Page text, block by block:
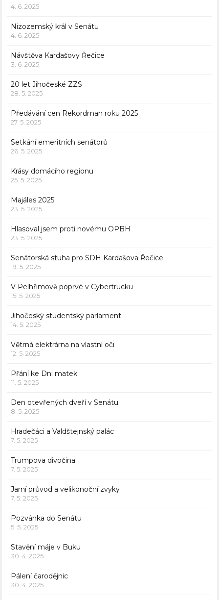
4. 6. 2025
Nizozemský král v Senátu
4. 6. 2025
Návštěva Kardašovy Řečice
3. 6. 2025
20 let Jihočeské ZZS
28. 5. 2025
Předávání cen Rekordman roku 2025
27. 5. 2025
Setkání emeritních senátorů
26. 5. 2025
Krásy domácího regionu
25. 5. 2025
Majáles 2025
23. 5. 2025
Hlasoval jsem proti novému OPBH
23. 5. 2025
Senátorská stuha pro SDH Kardašova Řečice
19. 5. 2025
V Pelhřimově poprvé v Cybertrucku
15. 5. 2025
Jihočeský studentský parlament
14. 5. 2025
Větrná elektrárna na vlastní oči
12. 5. 2025
Přání ke Dni matek
11. 5. 2025
Den otevřených dveří v Senátu
8. 5. 2025
Hradečáci a Valdštejnský palác
7. 5. 2025
Trumpova divočina
7. 5. 2025
Jarní průvod a velikonoční zvyky
7. 5. 2025
Pozvánka do Senátu
5. 5. 2025
Stavění máje v Buku
30. 4. 2025
Pálení čarodějnic
30. 4. 2025